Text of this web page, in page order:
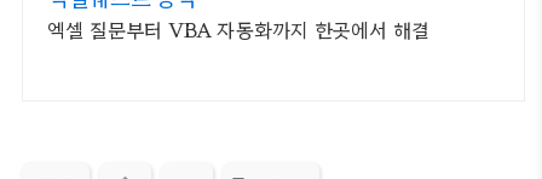
엑셀 질문부터 VBA 자동화까지 한곳에서 해결